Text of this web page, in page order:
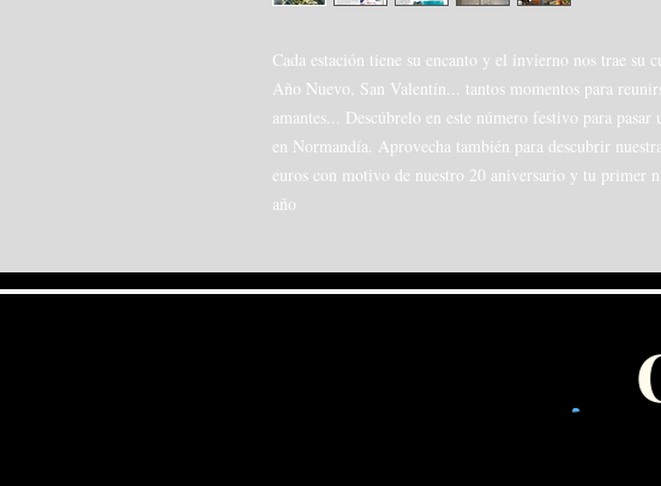
Cada estación tiene su encanto y el invierno nos trae su
Año Nuevo, San Valentín... tantos momentos para
amantes... Descúbrelo en este número festivo para pasar
en Normandía. Aprovecha también para descubrir
euros con motivo de nuestro 20 aniversario y tu primer
año